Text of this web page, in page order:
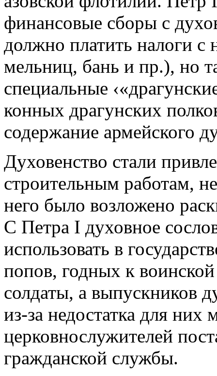
финансовые сборы с
должно платить налоги
мельниц, бань и пр.), но
специальные
конных драгунских
содержание армейского
Духовенство стали
строительным работам,
него было возложено
С Петра I духовное
использовать в
попов, годных к воинской
солдаты, а выпускников
из-за недостатка для них
церковнослужителей
гражданской службы.